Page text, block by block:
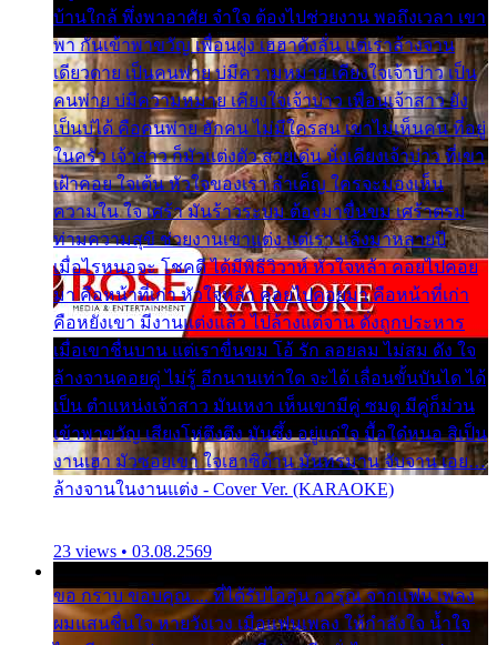
บ้านใกล้ พึ่งพาอาศัย จำใจ ต้องไปช่วยงาน พอถึงเวลา เขา
พา กันเข้าพาขวัญ เพื่อนฝูง เฮฮาดังลั่น แต่เราล้างจาน
เดียวดาย เป็นคนพ่าย บ่มีความหมาย เคียงใจเจ้าบ่าว เป็น
คนพ่าย บ่มีความหมาย เคียงใจเจ้าบ่าว เพื่อนเจ้าสาว ยัง
เป็นบ่ได้ คือคนพ่าย ฮักคน ไม่มีใครสน เขาไม่เห็นคน ที่อยู่
ในครัว เจ้าสาว ก็มัวแต่งตัว สวยเด่น นั่งเคียงเจ้าบ่าว ที่เขา
เฝ้าคอย ใจเต้น หัวใจของเรา ลำเค็ญ ใครจะมองเห็น
ความใน ใจ เศร้า มันร้าวระบม ต้องมาขื่นขม เศร้าตรม
ท่ามความสุขี ช่วยงานเขาแต่ง แต่เรา แล้งมาหลายปี
เมื่อไรหนอจะ โชคดี ได้มีพิธีวิวาห์ หัวใจหล้า คอยไปคอย
มา คือหน้าที่เก่า หัวใจหล้า คอยไปคอยมา คือหน้าที่เก่า
คือหยังเขา มีงานแต่งแล้ว ไปล้างแต่จาน ดั่งถูกประหาร
เมื่อเขาชื่นบาน แต่เราขื่นขม โอ้ รัก ลอยลม ไม่สม ดัง ใจ
ล้างจานคอยคู่ ไม่รู้ อีกนานเท่าใด จะได้ เลื่อนขั้นบันได ได้
เป็น ตำแหน่งเจ้าสาว มันเหงา เห็นเขามีคู่ ซมดู มีคู่ก็ม่วน
เข้าพาขวัญ เสียงโห่ตึงตึง มันซึ้ง อยู่แก่ใจ มื้อใด๋หนอ สิเป็น
งานเฮา มัวซอยเขา ใจเฮาซิด้าน มันทรมาน จับจาน เอย…
ล้างจานในงานแต่ง - Cover Ver. (KARAOKE)
23 views • 03.08.2569
ขอ กราบ ขอบคุณ.... ที่ได้รับไออุ่น การุณ จากแฟน เพลง
ผมแสนชื่นใจ หายวังเวง เมื่อแฟนเพลง ให้กำลังใจ น้ำใจ